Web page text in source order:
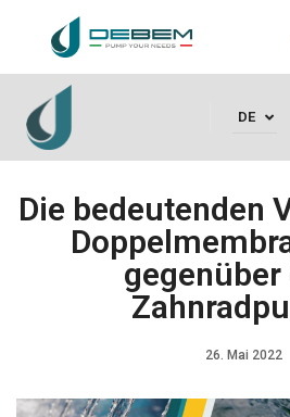
DE
Die bedeutenden
gegenüber
26. Mai 2022